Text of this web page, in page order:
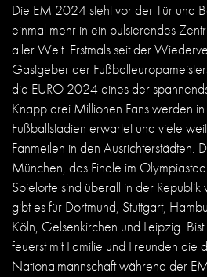
Die EM 2024 steht vor der Tür und
einmal mehr in ein pulsierendes
aller Welt. Erstmals seit der
Gastgeber der
die EURO 2024 eines der
Knapp drei Millionen Fans werden
Fußballstadien erwartet und viele
Fanmeilen in den Ausrichterstädten.
München, das Finale im
Spielorte sind überall in der Republik
gibt es für Dortmund, Stuttgart,
Köln, Gelsenkirchen und Leipzig.
feuerst mit Familie und Freunden die
Nationalmannschaft während der